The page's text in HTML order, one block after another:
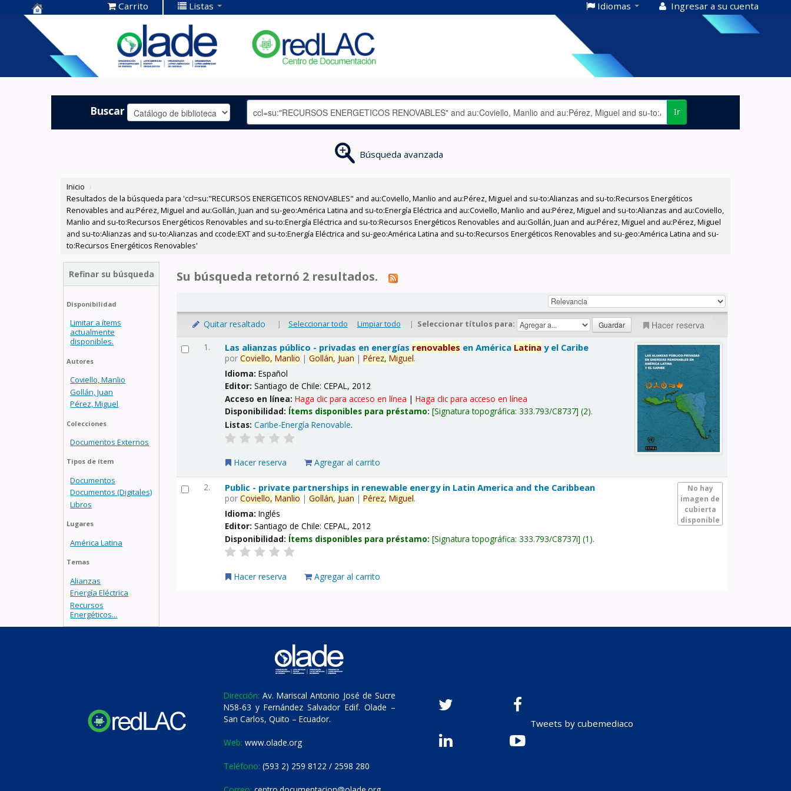
Centro de
Documentación
OLADE -
Carrito Listas Idiomas Ingresar a su cuenta
Buscar Ir
Búsqueda avanzada
Inicio ›
Resultados de la búsqueda para 'ccl=su:"RECURSOS ENERGETICOS RENOVABLES" and au:Coviello, Manlio and au:Pérez, Miguel and su-to:Alianzas and su-to:Recursos Energéticos
Renovables and au:Pérez, Miguel and au:Gollán, Juan and su-geo:América Latina and su-to:Energía Eléctrica and au:Coviello, Manlio and au:Pérez, Miguel and su-to:Alianzas and au:Coviello,
Manlio and su-to:Recursos Energéticos Renovables and su-to:Energía Eléctrica and su-to:Recursos Energéticos Renovables and au:Gollán, Juan and au:Pérez, Miguel and au:Pérez, Miguel
and su-to:Alianzas and su-to:Alianzas and ccode:EXT and su-to:Energía Eléctrica and su-geo:América Latina and su-to:Recursos Energéticos Renovables and su-geo:América Latina and su-
to:Recursos Energéticos Renovables'
Refinar su búsqueda
Disponibilidad
Limitar a ítems
actualmente
disponibles.
Autores
Coviello, Manlio
Gollán, Juan
Pérez, Miguel
Colecciones
Documentos Externos
Tipos de ítem
Documentos
Documentos (Digitales)
Libros
Lugares
América Latina
Temas
Alianzas
Energía Eléctrica
Recursos
Energéticos...
Su búsqueda retornó 2 resultados.
Quitar resaltado | Seleccionar todo Limpiar todo | Seleccionar títulos para: Hacer reserva
1. Las alianzas público - privadas en energías renovables en América Latina y el Caribe
porCoviello, Manlio |Gollán, Juan |Pérez, Miguel.
Idioma:Español
Editor:Santiago de Chile: CEPAL, 2012
Acceso en línea:Haga clic para acceso en línea |Haga clic para acceso en línea
Disponibilidad: Ítems disponibles para préstamo: Signatura topográfica:333.793/C8737 (2).
Listas: Caribe-Energía Renovable.
Hacer reserva Agregar al carrito
2.
No hay
imagen de
cubierta
disponible
Public - private partnerships in renewable energy in Latin America and the Caribbean
porCoviello, Manlio |Gollán, Juan |Pérez, Miguel.
Idioma:Inglés
Editor:Santiago de Chile: CEPAL, 2012
Disponibilidad: Ítems disponibles para préstamo: Signatura topográfica:333.793/C8737i (1).
Hacer reserva Agregar al carrito
Dirección: Av. Mariscal Antonio José de Sucre
N58-63 y Fernández Salvador Edif. Olade –
San Carlos, Quito – Ecuador.
Web: www.olade.org
Teléfono: (593 2) 259 8122 / 2598 280
Tweets by cubemediaco